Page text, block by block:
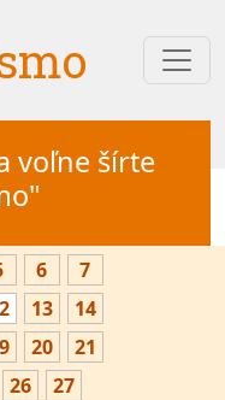
voľne šírte
6
7
13
14
20
21
26 27